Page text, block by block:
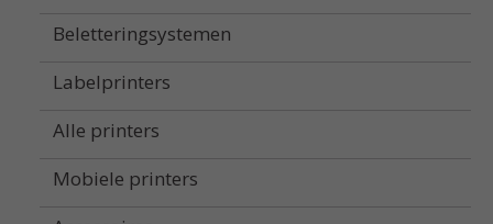
Beletteringsystemen
Labelprinters
Alle printers
Mobiele printers